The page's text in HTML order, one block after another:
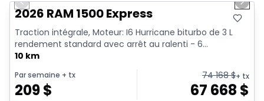
Previous slide Next
2026 RAM 1500 Express
Traction intégrale, Moteur: I6 Hurricane biturbo de 3 L
rendement standard avec arrêt au ralenti - 6...
10 km
Par semaine + tx
209$
74 168$+ tx
67 668 $